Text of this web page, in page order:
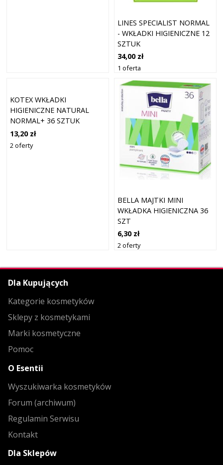
LINES SPECIALIST NORMAL
- WKŁADKI HIGIENICZNE 12
SZTUK
34,00 zł
1 oferta
KOTEX WKŁADKI
HIGIENICZNE NATURAL
NORMAL+ 36 SZTUK
13,20 zł
2 oferty
BELLA MAJTKI MINI
WKŁADKA HIGIENICZNA 36
SZT
6,30 zł
2 oferty
Dla Kupujących
Kategorie kosmetyków
Sklepy z kosmetykami
Marki kosmetyczne
Pomoc
O Esentii
Wyszukiwarka kosmetyków
Forum (archiwum)
Regulamin Serwisu
Kontakt
Dla Sklepów